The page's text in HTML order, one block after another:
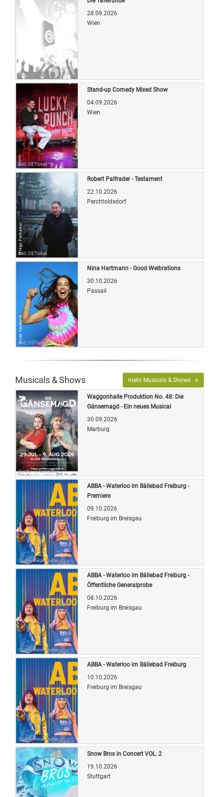
Bild: OETicket
28.09.2026
Wien
Bild: OETicket
Stand-up Comedy Mixed Show
04.09.2026
Wien
Bild: OETicket
Robert Palfrader - Testament
22.10.2026
Perchtoldsdorf
Bild: OETicket
Nina Hartmann - Good Weibrations
30.10.2026
Passail
Musicals & Shows mehr Musicals & Shows
Quelle: Veranstalter
Waggonhalle Produktion No. 48: Die
Gänsemagd - Ein neues Musical
30.09.2026
Marburg
Quelle: Veranstalter
ABBA - Waterloo im Bällebad Freiburg -
Premiere
09.10.2026
Freiburg im Breisgau
Quelle: Veranstalter
ABBA - Waterloo im Bällebad Freiburg -
Öffentliche Generalprobe
08.10.2026
Freiburg im Breisgau
Quelle: Veranstalter
ABBA - Waterloo im Bällebad Freiburg
10.10.2026
Freiburg im Breisgau
Snow Bros in Concert VOL. 2
19.10.2026
Stuttgart